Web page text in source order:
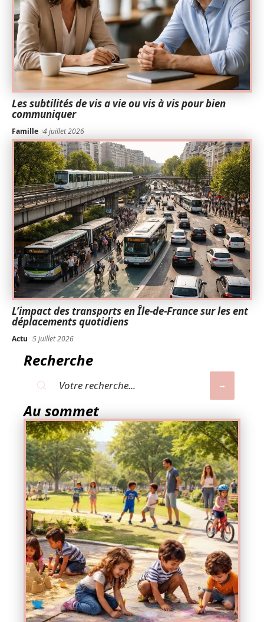
Les subtilités de vis a vie ou vis à vis pour bien
communiquer
Famille 4 juillet 2026
L’impact des transports en Île-de-France sur les ent
déplacements quotidiens
Actu 5 juillet 2026
Recherche
Au sommet